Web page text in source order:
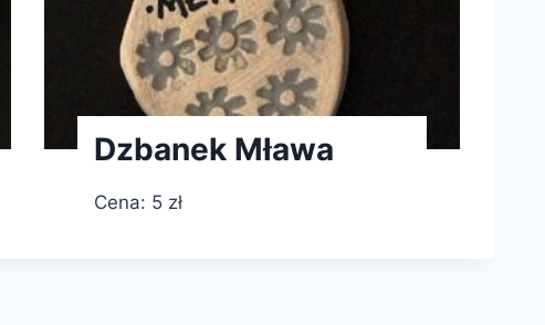
Dzbanek Mława
Cena: 5 zł